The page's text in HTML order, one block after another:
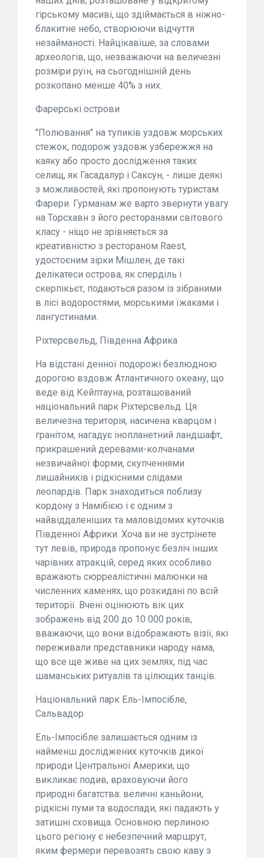
гірському масиві, що здіймається в ніжно-
блакитне небо, створюючи відчуття
незайманості. Найцікавіше, за словами
археологів, що, незважаючи на величезні
розміри руїн, на сьогоднішній день
розкопано менше 40% з них.
Фарерські острови
"Полювання" на тупиків уздовж морських
стежок, подорож уздовж узбережжя на
каяку або просто дослідження таких
селищ, як Гасадалур і Саксун, - лише деякі
з можливостей, які пропонують туристам
Фарери. Гурманам же варто звернути увагу
на Торсхавн з його ресторанами світового
класу - ніщо не зрівняється за
креативністю з рестораном Raest,
удостоєним зірки Мішлен, де такі
делікатеси острова, як сперділь і
скерпікьєт, подаються разом із зібраними
в лісі водоростями, морськими їжаками і
лангустинами.
Ріхтерсвельд, Південна Африка
На відстані денної подорожі безлюдною
дорогою вздовж Атлантичного океану, що
веде від Кейптауна, розташований
національний парк Ріхтерсвельд. Ця
величезна територія, насичена кварцом і
гранітом, нагадує інопланетний ландшафт,
прикрашений деревами-колчанами
незвичайної форми, скупченнями
лишайників і рідкісними слідами
леопардів. Парк знаходиться поблизу
кордону з Намібією і є одним з
найвіддаленіших та маловідомих куточків
Південної Африки. Хоча ви не зустрінете
тут левів, природа пропонує безліч інших
чарівних атракцій, серед яких особливо
вражають сюрреалістичні малюнки на
численних каменях, що розкидані по всій
території. Вчені оцінюють вік цих
зображень від 200 до 10 000 років,
вважаючи, що вони відображають візії, які
переживали представники народу нама,
що все ще живе на цих землях, під час
шаманських ритуалів та цілющих танців.
Національний парк Ель-Імпосібле,
Сальвадор
Ель-Імпосібле залишається одним із
найменш досліджених куточків дикої
природи Центральної Америки, що
викликає подив, враховуючи його
природні багатства: величні каньйони,
рідкісні пуми та водоспади, які падають у
затишні сховища. Основною перлиною
цього регіону є небезпечний маршрут,
яким фермери перевозять свою каву з